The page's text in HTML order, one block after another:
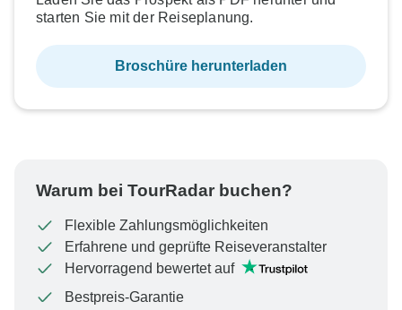
starten Sie mit der Reiseplanung.
Broschüre herunterladen
Warum bei TourRadar buchen?
Flexible Zahlungsmöglichkeiten
Erfahrene und geprüfte Reiseveranstalter
Hervorragend bewertet auf
Bestpreis-Garantie